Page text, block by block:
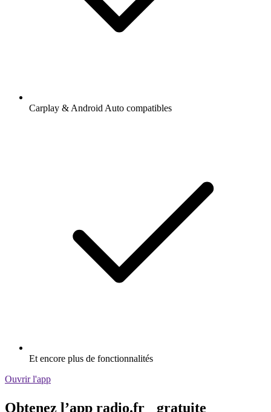
Carplay & Android Auto compatibles
Et encore plus de fonctionnalités
Ouvrir l'app
Obtenez l’app radio.fr gratuite